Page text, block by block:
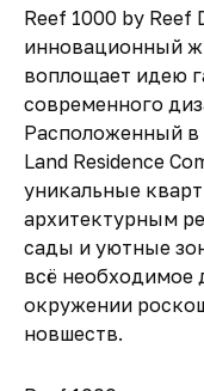
Reef 1000 by Reef
инновационный
воплощает идею
современного
Расположенный в
Land Residence
уникальные
архитектурным
сады и уютные
всё необходимое
окружении
новшеств.